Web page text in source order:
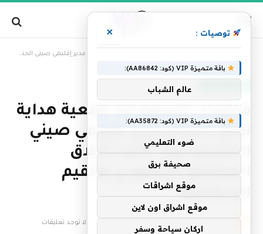
محليات السعودية: جمعية هداية تعلن إسلام مدير إقليمي صيني الجنسية بعد تأثره بأخلاق المجتمع السعودي والقيم الإسلامية
محليات السعودية: جمعية هداية
تعلن إسلام مدير إقليمي صيني
الجنسية بعد تأثره بأخلاق
المجتمع السعودي والقيم
الإسلامية
لا توجد تعليقات
توصيات : ×
باقة متميزة VIP (كود: AA86842):
عالم الشباب
باقة متميزة VIP (كود: AA35872):
ضوء التعليمي
صحيفة برق
موقع اشراقات
موقع اشراق اون لاين
اركان سياحة وسفر